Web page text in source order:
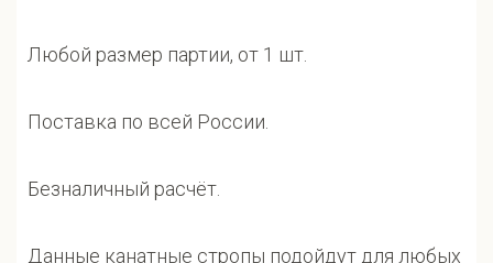
Любой размер партии, от 1 шт.
Поставка по всей России.
Безналичный расчёт.
Данные канатные стропы подойдут для любых